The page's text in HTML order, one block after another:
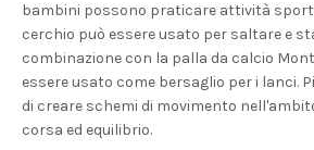
bambini possono praticare attività
cerchio può essere usato per saltare e
combinazione con la palla da calcio
essere usato come bersaglio per i lanci.
di creare schemi di movimento
corsa ed equilibrio.